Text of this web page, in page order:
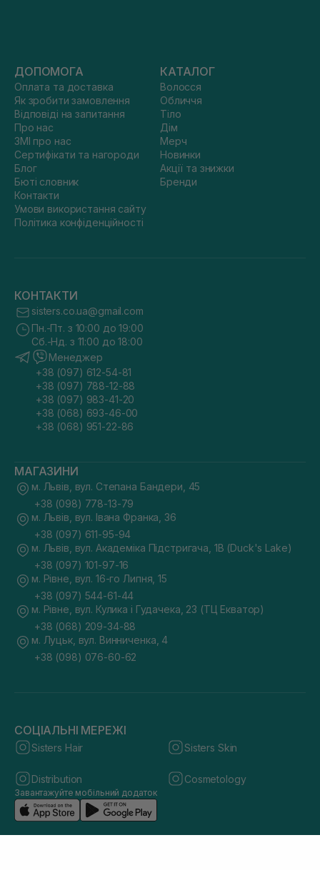
ДОПОМОГА
Оплата та доставка
Як зробити замовлення
Відповіді на запитання
Про нас
ЗМІ про нас
Сертифікати та нагороди
Блог
Бюті словник
Контакти
Умови використання сайту
Політика конфіденційності
КАТАЛОГ
Волосся
Обличчя
Тіло
Дім
Мерч
Новинки
Акції та знижки
Бренди
КОНТАКТИ
sisters.co.ua@gmail.com
Пн.-Пт. з 10:00 до 19:00
Сб.-Нд. з 11:00 до 18:00
Менеджер
+38 (097) 612-54-81
+38 (097) 788-12-88
+38 (097) 983-41-20
+38 (068) 693-46-00
+38 (068) 951-22-86
МАГАЗИНИ
м. Львів, вул. Степана Бандери, 45
+38 (098) 778-13-79
м. Львів, вул. Івана Франка, 36
+38 (097) 611-95-94
м. Львів, вул. Академіка Підстригача, 1В (Duck's Lake)
+38 (097) 101-97-16
м. Рівне, вул. 16-го Липня, 15
+38 (097) 544-61-44
м. Рівне, вул. Кулика і Гудачека, 23 (ТЦ Екватор)
+38 (068) 209-34-88
м. Луцьк, вул. Винниченка, 4
+38 (098) 076-60-62
СОЦІАЛЬНІ МЕРЕЖІ
Sisters Hair Sisters Skin
Distribution Cosmetology
Завантажуйте мобільний додаток